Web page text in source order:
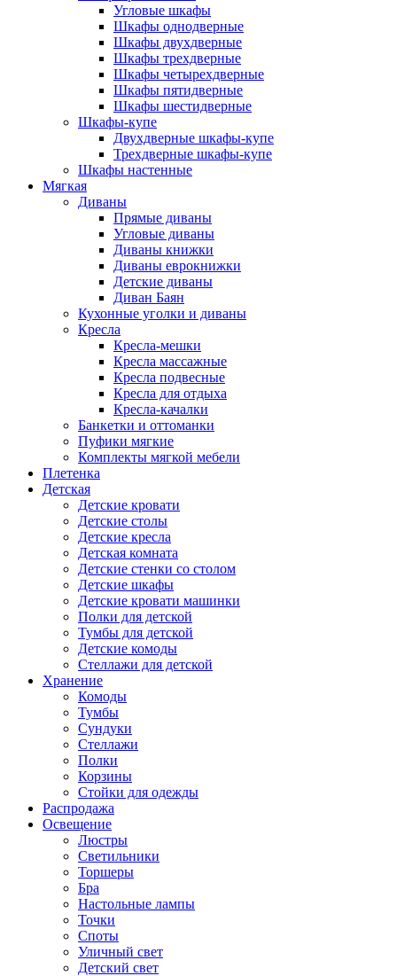
Угловые шкафы
Шкафы однодверные
Шкафы двухдверные
Шкафы трехдверные
Шкафы четырехдверные
Шкафы пятидверные
Шкафы шестидверные
Шкафы-купе
Двухдверные шкафы-купе
Трехдверные шкафы-купе
Шкафы настенные
Мягкая
Диваны
Прямые диваны
Угловые диваны
Диваны книжки
Диваны еврокнижки
Детские диваны
Диван Баян
Кухонные уголки и диваны
Кресла
Кресла-мешки
Кресла массажные
Кресла подвесные
Кресла для отдыха
Кресла-качалки
Банкетки и оттоманки
Пуфики мягкие
Комплекты мягкой мебели
Плетенка
Детская
Детские кровати
Детские столы
Детские кресла
Детская комната
Детские стенки со столом
Детские шкафы
Детские кровати машинки
Полки для детской
Тумбы для детской
Детские комоды
Стеллажи для детской
Хранение
Комоды
Тумбы
Сундуки
Стеллажи
Полки
Корзины
Стойки для одежды
Распродажа
Освещение
Люстры
Светильники
Торшеры
Бра
Настольные лампы
Точки
Споты
Уличный свет
Детский свет